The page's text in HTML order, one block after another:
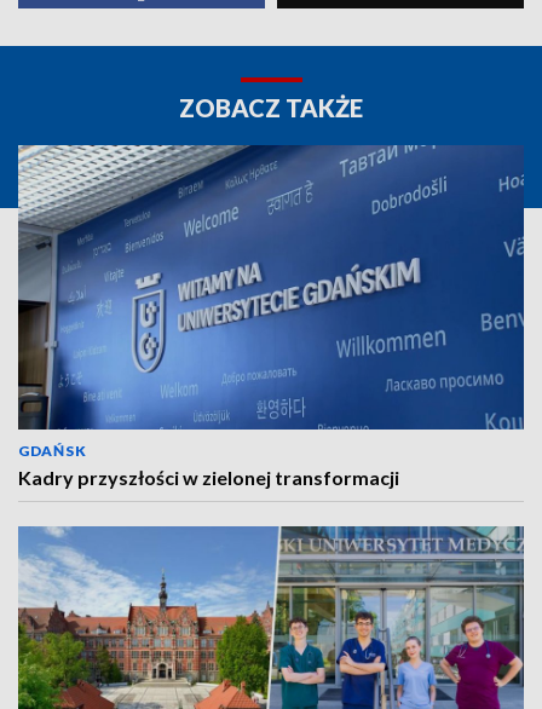
ZOBACZ TAKŻE
GDAŃSK
Kadry przyszłości w zielonej transformacji